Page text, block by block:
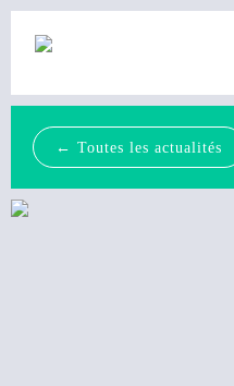
← Toutes les actualités